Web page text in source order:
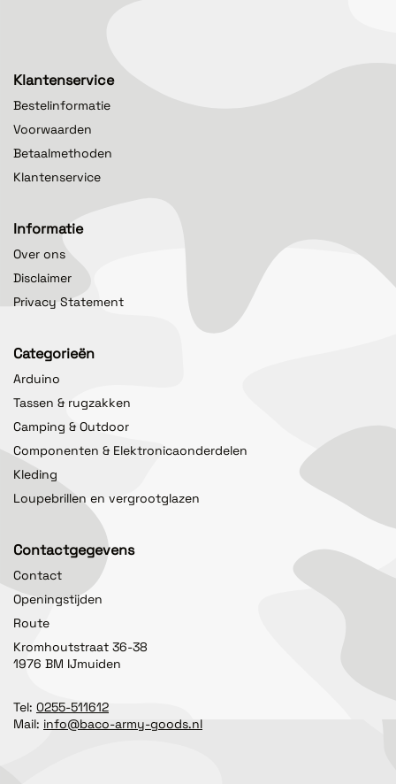
Klantenservice
Bestelinformatie
Voorwaarden
Betaalmethoden
Klantenservice
Informatie
Over ons
Disclaimer
Privacy Statement
Categorieën
Arduino
Tassen & rugzakken
Camping & Outdoor
Componenten & Elektronicaonderdelen
Kleding
Loupebrillen en vergrootglazen
Contactgegevens
Contact
Openingstijden
Route
Kromhoutstraat 36-38
1976 BM IJmuiden
Tel: 0255-511612
Mail: info@baco-army-goods.nl